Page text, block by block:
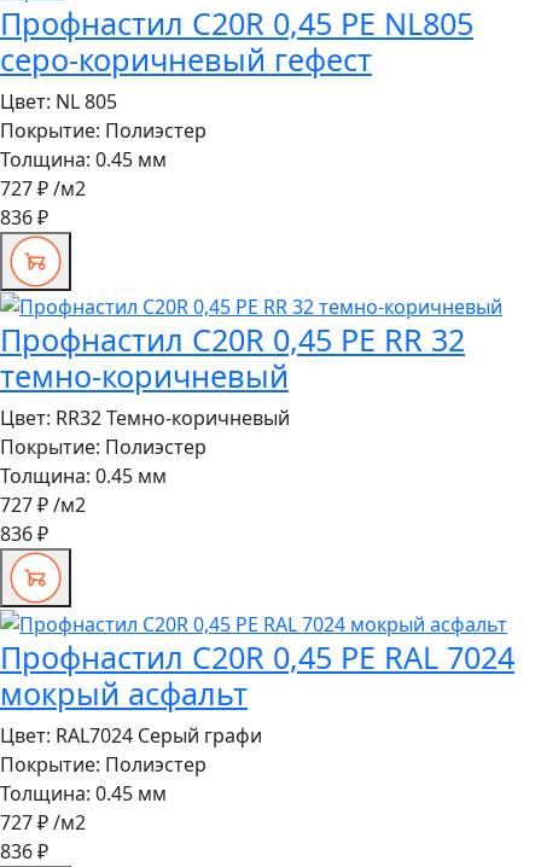
Профнастил C20R 0,45 PE NL805
серо-коричневый гефест
Цвет: NL 805
Покрытие: Полиэстер
Толщина: 0.45 мм
727 ₽/м2
836 ₽
Профнастил C20R 0,45 PE RR 32
темно-коричневый
Цвет: RR32 Темно-коричневый
Покрытие: Полиэстер
Толщина: 0.45 мм
727 ₽/м2
836 ₽
Профнастил C20R 0,45 PE RAL 7024
мокрый асфальт
Цвет: RAL7024 Серый графи
Покрытие: Полиэстер
Толщина: 0.45 мм
727 ₽/м2
836 ₽